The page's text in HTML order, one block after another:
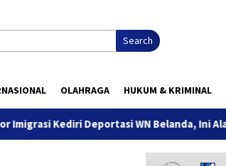
Search
OLAHRAGA HUKUM & KRIMINAL
Deportasi WN Belanda, Ini Alasannya